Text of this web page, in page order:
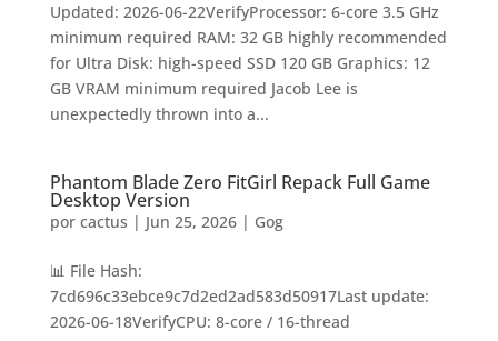
Updated: 2026-06-22VerifyProcessor: 6-core 3.5 GHz
minimum required RAM: 32 GB highly recommended
for Ultra Disk: high-speed SSD 120 GB Graphics: 12
GB VRAM minimum required Jacob Lee is
unexpectedly thrown into a...
Phantom Blade Zero FitGirl Repack Full Game
Desktop Version
por cactus | Jun 25, 2026| Gog
📊 File Hash:
7cd696c33ebce9c7d2ed2ad583d50917Last update:
2026-06-18VerifyCPU: 8-core / 16-thread